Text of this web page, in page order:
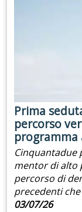
Prima
percorso
programma
Cinquantadue
mentor di alto
percorso di
precedenti
03/07/26